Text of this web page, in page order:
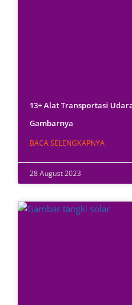
13+ Alat Transportasi
Gambarnya
BACA SELENGKAPNYA
28 August 2023